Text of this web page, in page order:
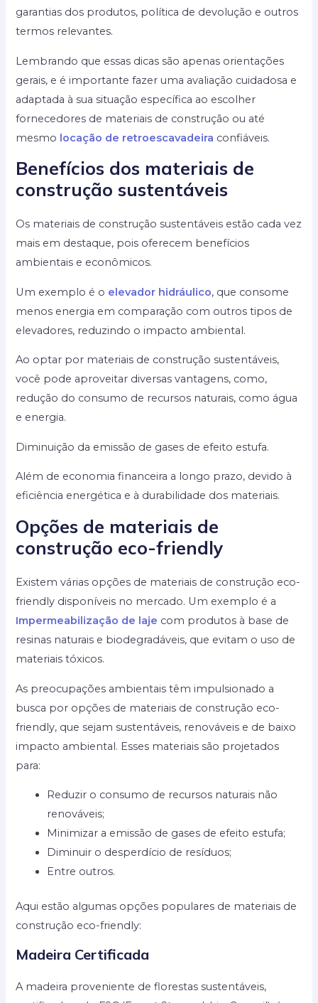
garantias dos produtos, política de devolução e outros
termos relevantes.
Lembrando que essas dicas são apenas orientações
gerais, e é importante fazer uma avaliação cuidadosa e
adaptada à sua situação específica ao escolher
fornecedores de materiais de construção ou até
mesmo locação de retroescavadeira confiáveis.
Benefícios dos materiais de
construção sustentáveis
Os materiais de construção sustentáveis estão cada vez
mais em destaque, pois oferecem benefícios
ambientais e econômicos.
Um exemplo é o elevador hidráulico, que consome
menos energia em comparação com outros tipos de
elevadores, reduzindo o impacto ambiental.
Ao optar por materiais de construção sustentáveis,
você pode aproveitar diversas vantagens, como,
redução do consumo de recursos naturais, como água
e energia.
Diminuição da emissão de gases de efeito estufa.
Além de economia financeira a longo prazo, devido à
eficiência energética e à durabilidade dos materiais.
Opções de materiais de
construção eco-friendly
Existem várias opções de materiais de construção eco-
friendly disponíveis no mercado. Um exemplo é a
Impermeabilização de laje com produtos à base de
resinas naturais e biodegradáveis, que evitam o uso de
materiais tóxicos.
As preocupações ambientais têm impulsionado a
busca por opções de materiais de construção eco-
friendly, que sejam sustentáveis, renováveis e de baixo
impacto ambiental. Esses materiais são projetados
para:
Reduzir o consumo de recursos naturais não
renováveis;
Minimizar a emissão de gases de efeito estufa;
Diminuir o desperdício de resíduos;
Entre outros.
Aqui estão algumas opções populares de materiais de
construção eco-friendly:
Madeira Certificada
A madeira proveniente de florestas sustentáveis,